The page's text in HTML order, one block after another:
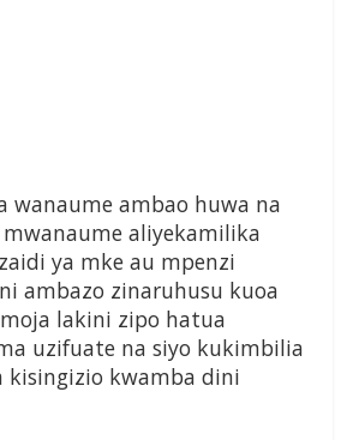
wanaume ambao huwa na
aliyekamilika
ya mke au mpenzi
ambazo zinaruhusu kuoa
lakini zipo hatua
uzifuate na siyo kukimbilia
kisingizio kwamba dini